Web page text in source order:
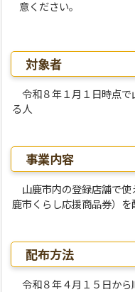
意ください。
対象者
令和８年１月１日時点で
る人
事業内容
山鹿市内の登録店舗で使
鹿市くらし応援商品券）を
配布方法
令和８年４月１５日から